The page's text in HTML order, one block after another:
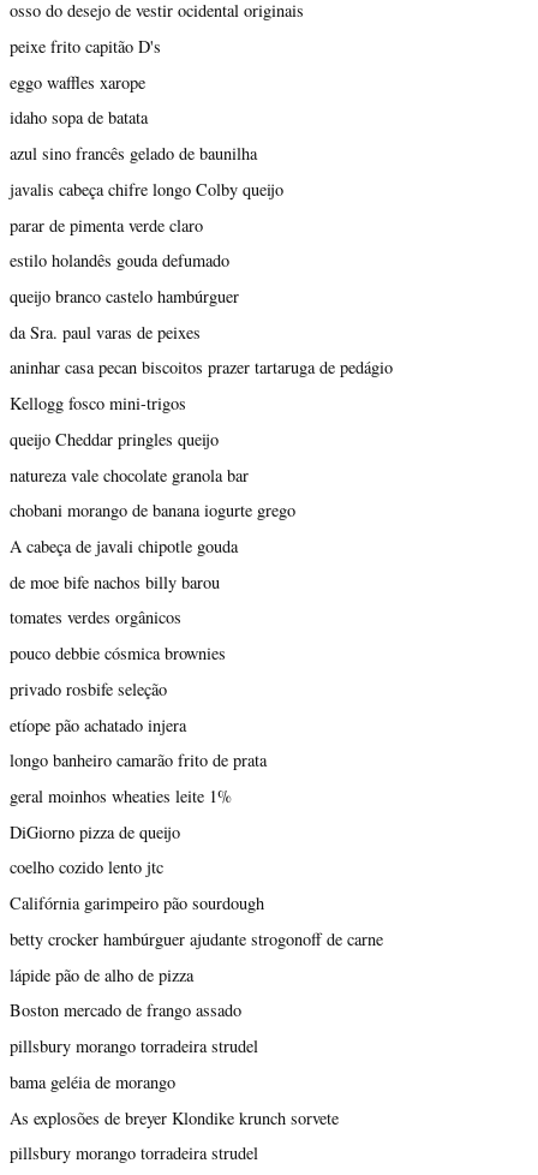
osso do desejo de vestir ocidental originais
peixe frito capitão D's
eggo waffles xarope
idaho sopa de batata
azul sino francês gelado de baunilha
javalis cabeça chifre longo Colby queijo
parar de pimenta verde claro
estilo holandês gouda defumado
queijo branco castelo hambúrguer
da Sra. paul varas de peixes
aninhar casa pecan biscoitos prazer tartaruga de pedágio
Kellogg fosco mini-trigos
queijo Cheddar pringles queijo
natureza vale chocolate granola bar
chobani morango de banana iogurte grego
A cabeça de javali chipotle gouda
de moe bife nachos billy barou
tomates verdes orgânicos
pouco debbie cósmica brownies
privado rosbife seleção
etíope pão achatado injera
longo banheiro camarão frito de prata
geral moinhos wheaties leite 1%
DiGiorno pizza de queijo
coelho cozido lento jtc
Califórnia garimpeiro pão sourdough
betty crocker hambúrguer ajudante strogonoff de carne
lápide pão de alho de pizza
Boston mercado de frango assado
pillsbury morango torradeira strudel
bama geléia de morango
As explosões de breyer Klondike krunch sorvete
pillsbury morango torradeira strudel